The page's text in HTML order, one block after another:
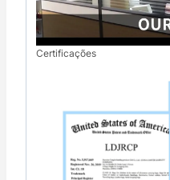
Certificações